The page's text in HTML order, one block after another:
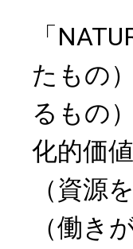
「
たもの
るもの
化的価
（資源
（働き